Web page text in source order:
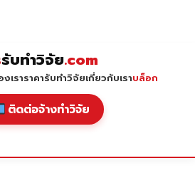
รับทำวิจัย.com
เราราคารับทำวิจัยเกี่ยวกับเราบล็อก
ติดต่อจ้างทำวิจัย